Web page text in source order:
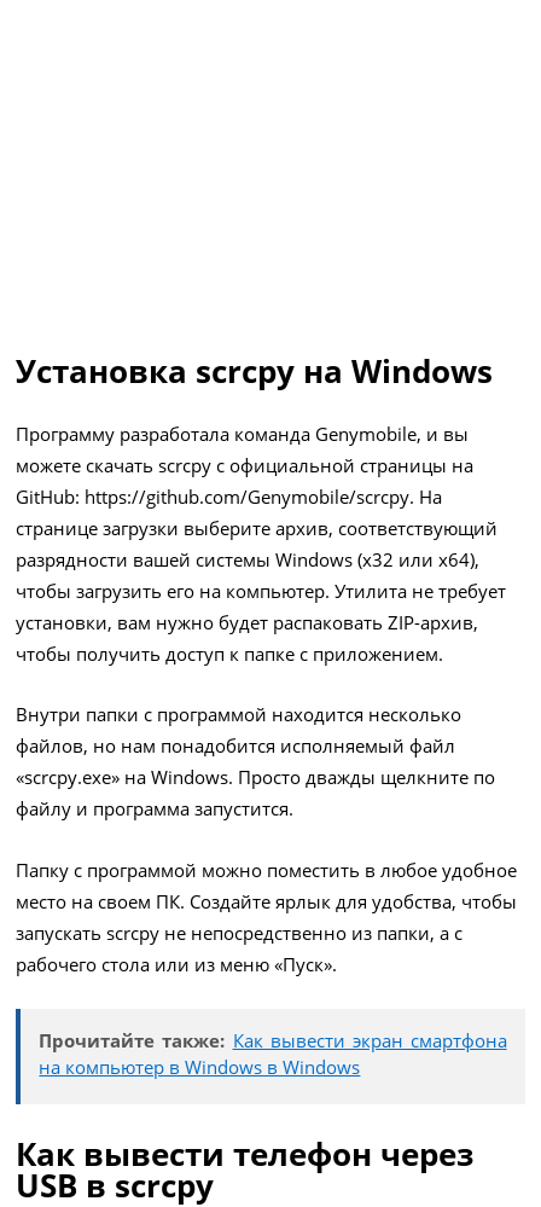
Установка scrcpy на Windows
Программу разработала команда Genymobile, и вы
можете скачать scrcpy с официальной страницы на
GitHub: https://github.com/Genymobile/scrcpy. На
странице загрузки выберите архив, соответствующий
разрядности вашей системы Windows (x32 или x64),
чтобы загрузить его на компьютер. Утилита не требует
установки, вам нужно будет распаковать ZIP-архив,
чтобы получить доступ к папке с приложением.
Внутри папки с программой находится несколько
файлов, но нам понадобится исполняемый файл
«scrcpy.exe» на Windows. Просто дважды щелкните по
файлу и программа запустится.
Папку с программой можно поместить в любое удобное
место на своем ПК. Создайте ярлык для удобства, чтобы
запускать scrcpy не непосредственно из папки, а с
рабочего стола или из меню «Пуск».
Прочитайте также: Как вывести экран смартфона
на компьютер в Windows в Windows
Как вывести телефон через
USB в scrcpy